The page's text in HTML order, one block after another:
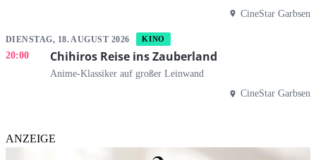
CineStar Garbsen
DIENSTAG, 18. AUGUST 2026 KINO
20:00 Chihiros Reise ins Zauberland
Anime-Klassiker auf großer Leinwand
CineStar Garbsen
ANZEIGE